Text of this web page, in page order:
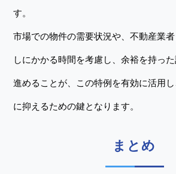
す。
市場での物件の需要状況や、不動産業
しにかかる時間を考慮し、余裕を持っ
進めることが、この特例を有効に活用
に抑えるための鍵となります。
まとめ